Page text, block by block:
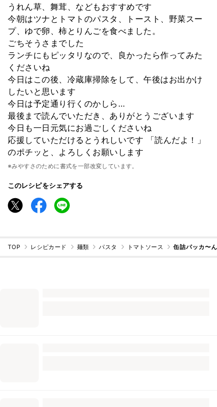
うれん草、舞茸、などもおすすめです
今朝はツナとトマトのパスタ、トースト、野菜スー
プ、ゆで卵、柿とりんごを食べました。
ごちそうさまでした
ランチにもピッタリなので、良かったら作ってみた
くださいね
今日はこの後、冷蔵庫掃除をして、午後はお出かけ
したいと思います
今日は予定通り行くのかしら…
最後まで読んでいただき、ありがとうございます
今日も一日元気にお過ごしくださいね
応援していただけるとうれしいです 「読んだよ！」
のポチッと、よろしくお願いします
※みやすさのために書式を一部改変しています。
このレシピをシェアする
TOP レシピカード 麺類 パスタ トマトソース 缶詰パッカ〜